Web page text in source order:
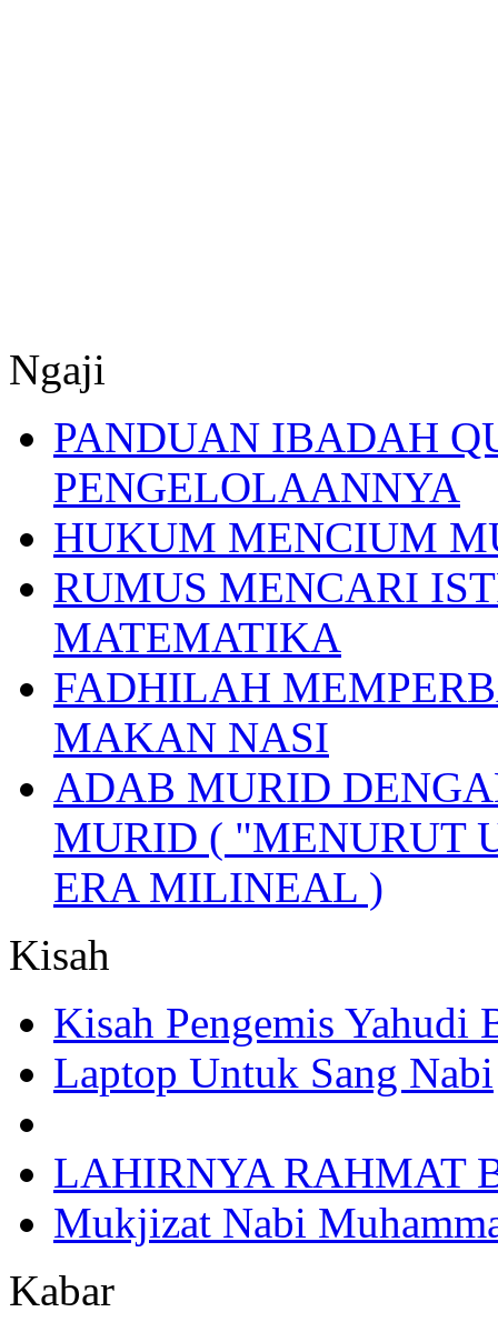
Ngaji
PANDUAN IBADAH
PENGELOLAANNYA
HUKUM MENCIUM
RUMUS MENCARI
MATEMATIKA
FADHILAH
MAKAN NASI
ADAB MURID
MURID ( "MENURUT
ERA MILINEAL )
Kisah
Kisah Pengemis Yahudi
Laptop Untuk Sang Nabi
LAHIRNYA RAHMAT
Mukjizat Nabi
Kabar